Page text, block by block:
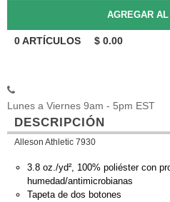
0ARTÍCULOS $ 0.00
Lunes a Viernes 9am - 5pm EST
DESCRIPCIÓN
Alleson Athletic 7930
3.8 oz./yd², 100% poliéster con
humedad/antimicrobianas
Tapeta de dos botones